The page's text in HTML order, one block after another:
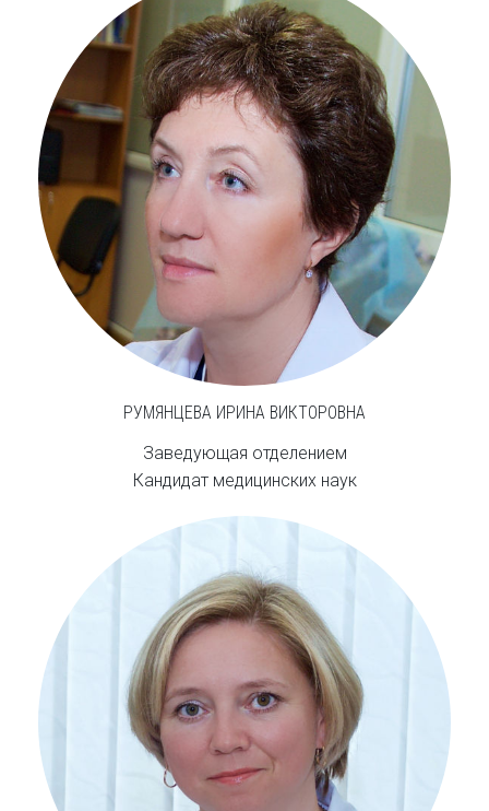
РУМЯНЦЕВА ИРИНА ВИКТОРОВНА
Заведующая отделением
Кандидат медицинских наук